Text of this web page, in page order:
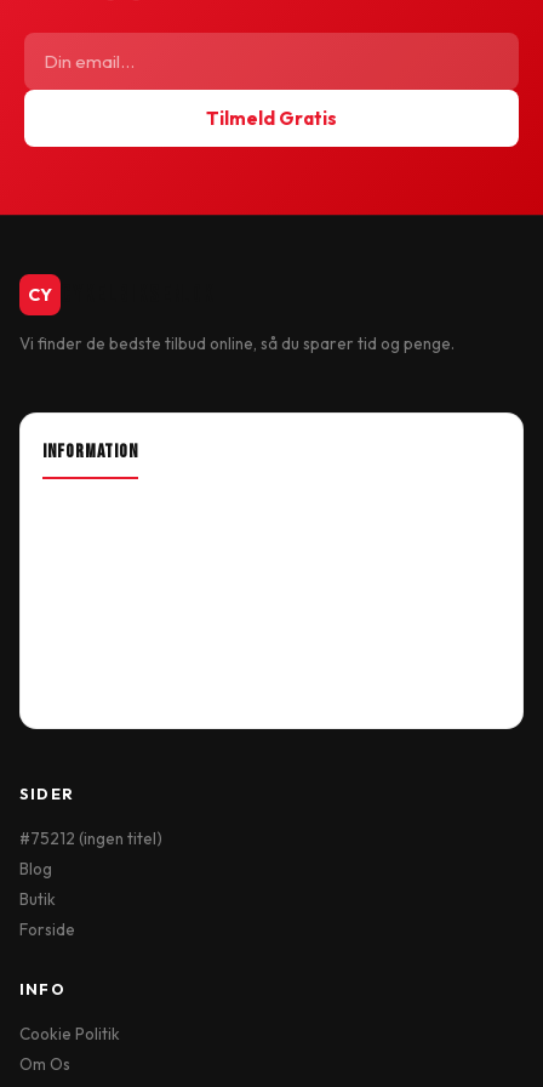
Tilmeld Gratis
CY
Vi finder de bedste tilbud online, så du sparer tid og penge.
INFORMATION
SIDER
#75212 (ingen titel)
Blog
Butik
Forside
INFO
Cookie Politik
Om Os